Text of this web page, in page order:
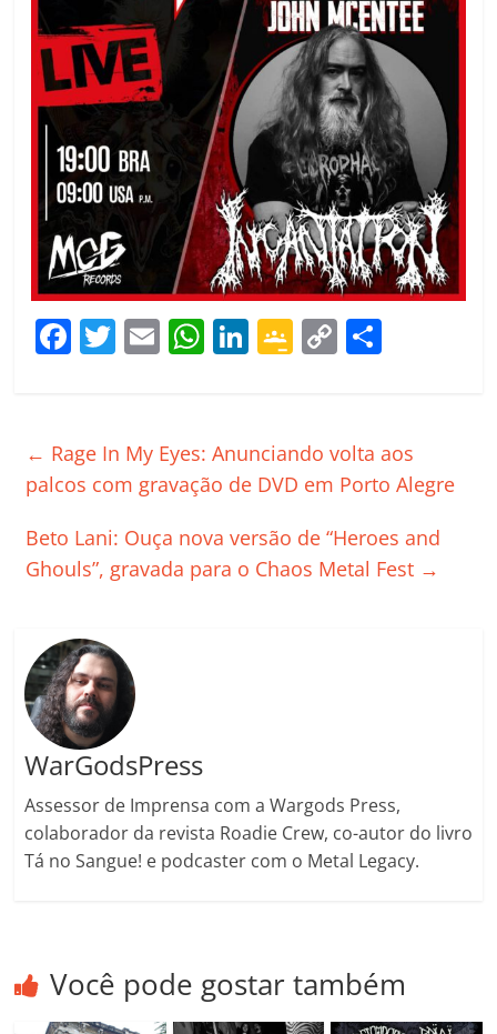
F
e
b
o
k
T
er
E
l
W
s
A
p
Li
e
dI
G
gl
e
a
ss
C
y
Li
k
p
ar
h
ar
← Rage In My Eyes: Anunciando volta aos
palcos com gravação de DVD em Porto Alegre
Beto Lani: Ouça nova versão de “Heroes and
Ghouls”, gravada para o Chaos Metal Fest →
WarGodsPress
Assessor de Imprensa com a Wargods Press,
colaborador da revista Roadie Crew, co-autor do livro
Tá no Sangue! e podcaster com o Metal Legacy.
Você pode gostar também